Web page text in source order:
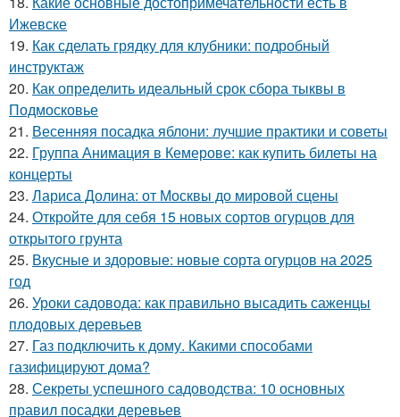
Ижевске
19. Как сделать грядку для клубники: подробный
инструктаж
20. Как определить идеальный срок сбора тыквы в
Подмосковье
21. Весенняя посадка яблони: лучшие практики и советы
22. Группа Анимация в Кемерове: как купить билеты на
концерты
23. Лариса Долина: от Москвы до мировой сцены
24. Откройте для себя 15 новых сортов огурцов для
открытого грунта
25. Вкусные и здоровые: новые сорта огурцов на 2025
год
26. Уроки садовода: как правильно высадить саженцы
плодовых деревьев
27. Газ подключить к дому. Какими способами
газифицируют дома?
28. Секреты успешного садоводства: 10 основных
правил посадки деревьев